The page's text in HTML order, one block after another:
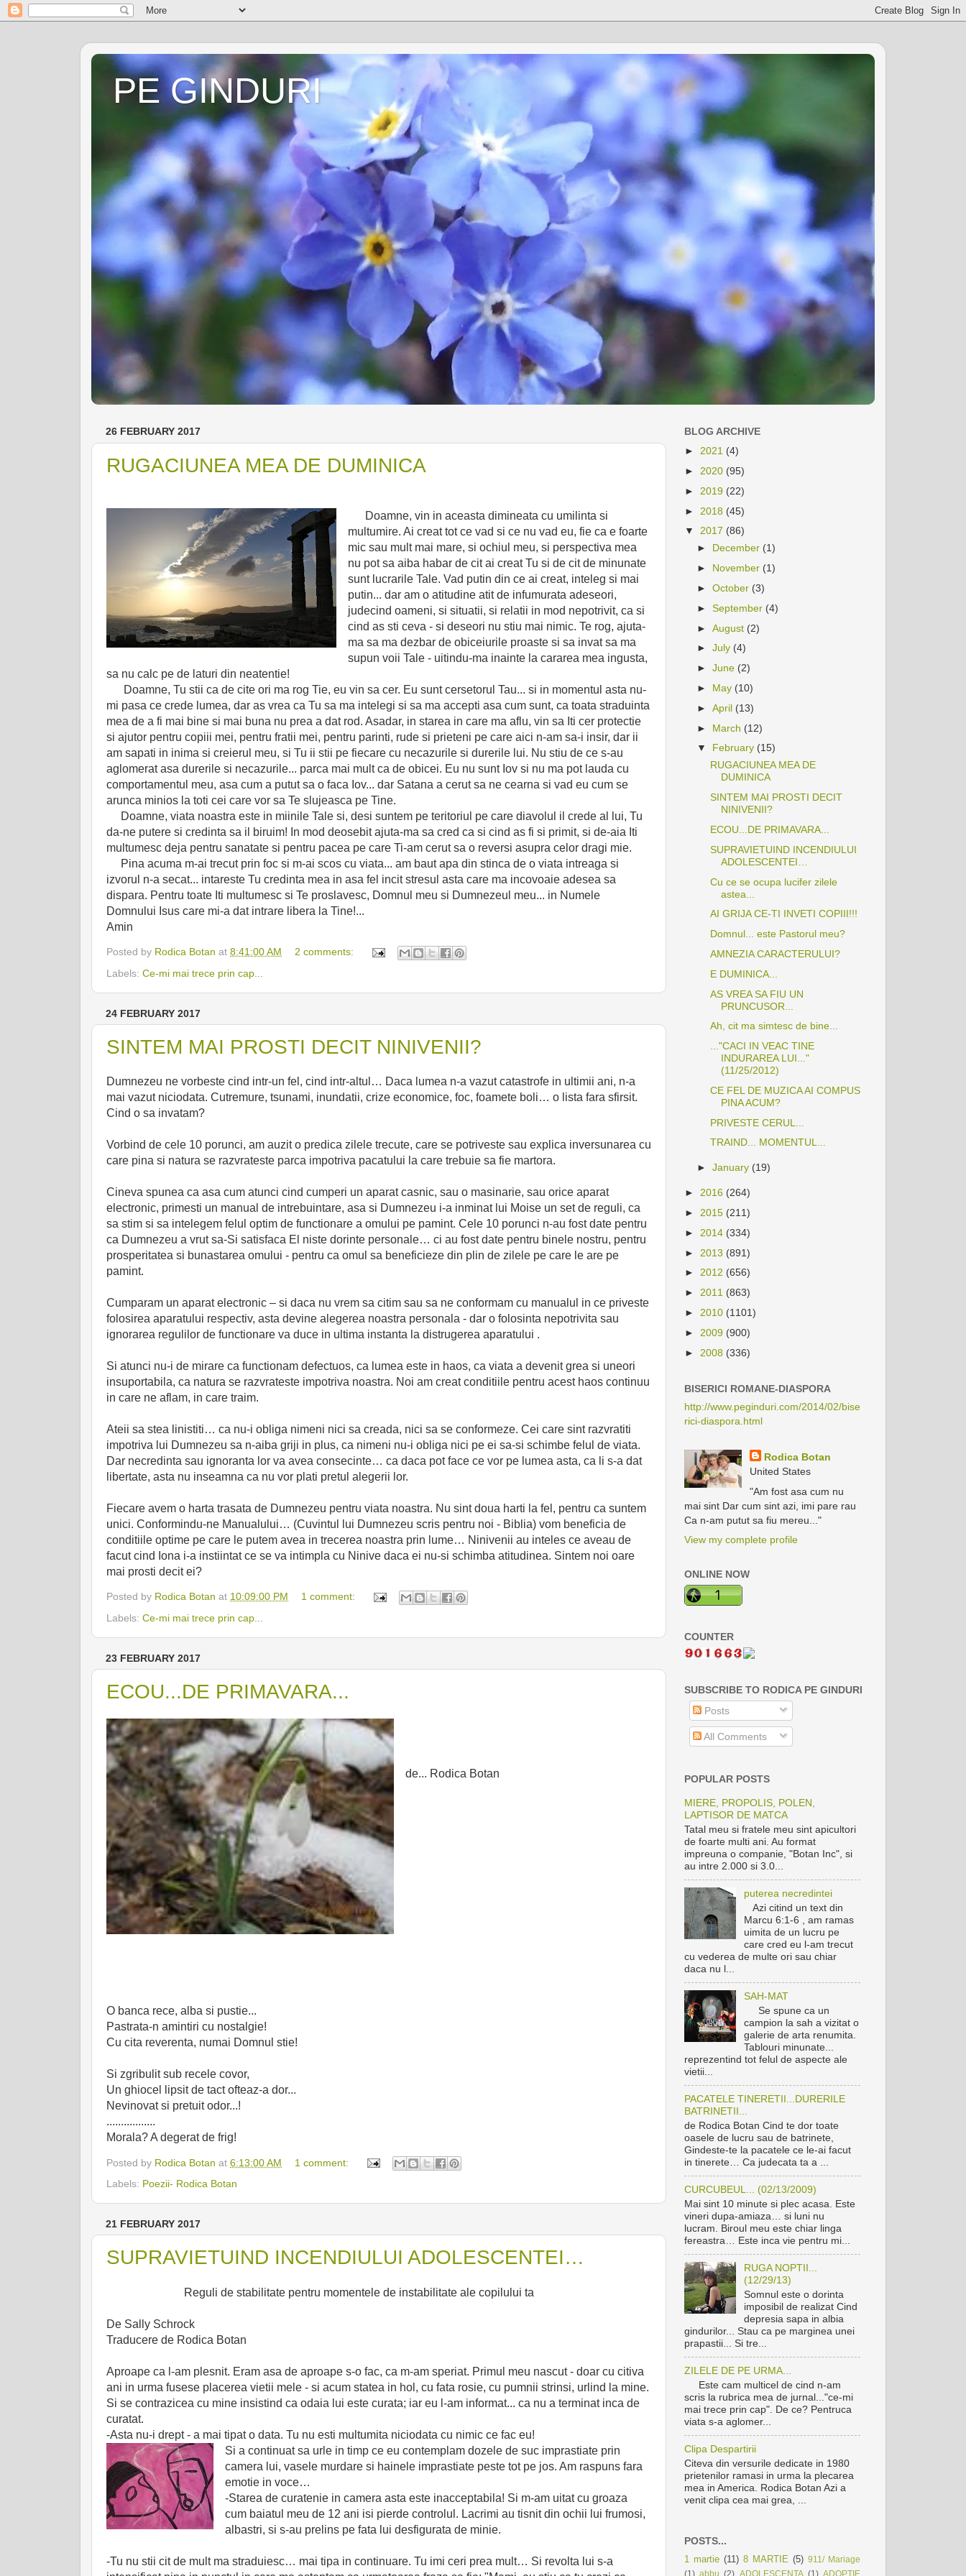
PE GINDURI
26 FEBRUARY 2017
RUGACIUNEA MEA DE DUMINICA
Doamne, vin in aceasta dimineata cu umilinta si
multumire. Ai creat tot ce vad si ce nu vad eu, fie ca e foarte
mic sau mult mai mare, si ochiul meu, si perspectiva mea
nu pot sa aiba habar de cit ai creat Tu si de cit de minunate
sunt lucrarile Tale. Vad putin din ce ai creat, inteleg si mai
putin... dar am o atitudine atit de infumurata adeseori,
judecind oameni, si situatii, si relatii in mod nepotrivit, ca si
cind as sti ceva - si deseori nu stiu mai nimic. Te rog, ajuta-
ma sa ma dezbar de obiceiurile proaste si sa invat sa ma
supun voii Tale - uitindu-ma inainte la cararea mea ingusta,
sa nu calc pe de laturi din neatentie!
Doamne, Tu stii ca de cite ori ma rog Tie, eu vin sa cer. Eu sunt cersetorul Tau... si in momentul asta nu-
mi pasa ce crede lumea, dar as vrea ca Tu sa ma intelegi si sa ma accepti asa cum sunt, ca toata straduinta
mea de a fi mai bine si mai buna nu prea a dat rod. Asadar, in starea in care ma aflu, vin sa Iti cer protectie
si ajutor pentru copiii mei, pentru fratii mei, pentru parinti, rude si prieteni pe care aici n-am sa-i insir, dar ii
am sapati in inima si creierul meu, si Tu ii stii pe fiecare cu necazurile si durerile lui. Nu stiu de ce s-au
aglomerat asa durerile si necazurile... parca mai mult ca de obicei. Eu nu sunt Iov si nu ma pot lauda cu
comportamentul meu, asa cum a putut sa o faca Iov... dar Satana a cerut sa ne cearna si vad eu cum se
arunca minios la toti cei care vor sa Te slujeasca pe Tine.
Doamne, viata noastra este in miinile Tale si, desi suntem pe teritoriul pe care diavolul il crede al lui, Tu
da-ne putere si credinta sa il biruim! In mod deosebit ajuta-ma sa cred ca si cind as fi si primit, si de-aia Iti
multumesc deja pentru sanatate si pentru pacea pe care Ti-am cerut sa o reversi asupra celor dragi mie.
Pina acuma m-ai trecut prin foc si m-ai scos cu viata... am baut apa din stinca de o viata intreaga si
izvorul n-a secat... intareste Tu credinta mea in asa fel incit stresul asta care ma incovoaie adesea sa
dispara. Pentru toate Iti multumesc si Te proslavesc, Domnul meu si Dumnezeul meu... in Numele
Domnului Isus care mi-a dat intrare libera la Tine!...
Amin
Posted by Rodica Botan at 8:41:00 AM
2 comments:
Labels: Ce-mi mai trece prin cap...
24 FEBRUARY 2017
SINTEM MAI PROSTI DECIT NINIVENII?
Dumnezeu ne vorbeste cind intr-un fel, cind intr-altul… Daca lumea n-a vazut catastrofe in ultimii ani, n-a
mai vazut niciodata. Cutremure, tsunami, inundatii, crize economice, foc, foamete boli… o lista fara sfirsit.
Cind o sa invatam?
Vorbind de cele 10 porunci, am auzit o predica zilele trecute, care se potriveste sau explica inversunarea cu
care pina si natura se razvrateste parca impotriva pacatului la care trebuie sa fie martora.
Cineva spunea ca asa cum atunci cind cumperi un aparat casnic, sau o masinarie, sau orice aparat
electronic, primesti un manual de intrebuintare, asa si Dumnezeu i-a inminat lui Moise un set de reguli, ca
sa stim si sa intelegem felul optim de functionare a omului pe pamint. Cele 10 porunci n-au fost date pentru
ca Dumnezeu a vrut sa-Si satisfaca El niste dorinte personale… ci au fost date pentru binele nostru, pentru
prosperitatea si bunastarea omului - pentru ca omul sa beneficieze din plin de zilele pe care le are pe
pamint.
Cumparam un aparat electronic – si daca nu vrem sa citim sau sa ne conformam cu manualul in ce priveste
folosirea aparatului respectiv, asta devine alegerea noastra personala - dar o folosinta nepotrivita sau
ignorarea regulilor de functionare va duce in ultima instanta la distrugerea aparatului .
Si atunci nu-i de mirare ca functionam defectuos, ca lumea este in haos, ca viata a devenit grea si uneori
insuportabila, ca natura se razvrateste impotriva noastra. Noi am creat conditiile pentru acest haos continuu
in care ne aflam, in care traim.
Ateii sa stea linistiti… ca nu-i obliga nimeni nici sa creada, nici sa se conformeze. Cei care sint razvratiti
impotriva lui Dumnezeu sa n-aiba griji in plus, ca nimeni nu-i obliga nici pe ei sa-si schimbe felul de viata.
Dar necredinta sau ignoranta lor va avea consecinte… ca daca pot face ce vor pe lumea asta, ca li s-a dat
libertate, asta nu inseamna ca nu vor plati pretul alegerii lor.
Fiecare avem o harta trasata de Dumnezeu pentru viata noastra. Nu sint doua harti la fel, pentru ca suntem
unici. Conformindu-ne Manualului… (Cuvintul lui Dumnezeu scris pentru noi - Biblia) vom beneficia de
conditiile optime pe care le putem avea in trecerea noastra prin lume… Ninivenii au inteles ce aveau de
facut cind Iona i-a instiintat ce se va intimpla cu Ninive daca ei nu-si schimba atitudinea. Sintem noi oare
mai prosti decit ei?
Posted by Rodica Botan at 10:09:00 PM
1 comment:
Labels: Ce-mi mai trece prin cap...
23 FEBRUARY 2017
ECOU...DE PRIMAVARA...
de... Rodica Botan
O banca rece, alba si pustie...
Pastrata-n amintiri cu nostalgie!
Cu cita reverenta, numai Domnul stie!
Si zgribulit sub recele covor,
Un ghiocel lipsit de tact ofteaz-a dor...
Nevinovat si pretuit odor...!
.................
Morala? A degerat de frig!
Posted by Rodica Botan at 6:13:00 AM
1 comment:
Labels: Poezii- Rodica Botan
21 FEBRUARY 2017
SUPRAVIETUIND INCENDIULUI ADOLESCENTEI…
Reguli de stabilitate pentru momentele de instabilitate ale copilului ta
De Sally Schrock
Traducere de Rodica Botan
Aproape ca l-am plesnit. Eram asa de aproape s-o fac, ca m-am speriat. Primul meu nascut - doar cu citiva
ani in urma fusese placerea vietii mele - si acum statea in hol, cu fata rosie, cu pumnii strinsi, urlind la mine.
Si se contrazicea cu mine insistind ca odaia lui este curata; iar eu l-am informat... ca nu a terminat inca de
curatat.
-Asta nu-i drept - a mai tipat o data. Tu nu esti multumita niciodata cu nimic ce fac eu!
Si a continuat sa urle in timp ce eu contemplam dozele de suc imprastiate prin
camera lui, vasele murdare si hainele imprastiate peste tot pe jos. Am raspuns fara
emotie in voce…
-Starea de curatenie in camera asta este inacceptabila! Si m-am uitat cu groaza
cum baiatul meu de 12 ani isi pierde controlul. Lacrimi au tisnit din ochii lui frumosi,
albastri, si s-au prelins pe fata lui desfigurata de minie.
-Tu nu stii cit de mult ma straduiesc… mai tipa in continuare. Tu imi ceri prea mult… Si revolta lui s-a
BLOG ARCHIVE
► 2021 (4)
► 2020 (95)
► 2019 (22)
► 2018 (45)
▼ 2017 (86)
► December (1)
► November (1)
►October (3)
►September (4)
►August (2)
►July (4)
►June (2)
► May (10)
►April (13)
► March (12)
▼ February (15)
RUGACIUNEA MEA DE
DUMINICA
SINTEM MAI PROSTI DECIT
NINIVENII?
ECOU...DE PRIMAVARA...
SUPRAVIETUIND INCENDIULUI
ADOLESCENTEI…
Cu ce se ocupa lucifer zilele
astea...
AI GRIJA CE-TI INVETI COPIII!!!
Domnul... este Pastorul meu?
AMNEZIA CARACTERULUI?
E DUMINICA...
AS VREA SA FIU UN
PRUNCUSOR...
Ah, cit ma simtesc de bine...
..."CACI IN VEAC TINE
INDURAREA LUI..."
(11/25/2012)
CE FEL DE MUZICA AI COMPUS
PINA ACUM?
PRIVESTE CERUL...
TRAIND... MOMENTUL...
►January (19)
► 2016 (264)
► 2015 (211)
► 2014 (334)
► 2013 (891)
► 2012 (656)
► 2011 (863)
► 2010 (1101)
► 2009 (900)
► 2008 (336)
BISERICI ROMANE-DIASPORA
http://www.peginduri.com/2014/02/bise
rici-diaspora.html
Rodica Botan
United States
"Am fost asa cum nu
mai sint Dar cum sint azi, imi pare rau
Ca n-am putut sa fiu mereu..."
View my complete profile
ONLINE NOW
COUNTER
SUBSCRIBE TO RODICA PE GINDURI
Posts
All Comments
POPULAR POSTS
MIERE, PROPOLIS, POLEN,
LAPTISOR DE MATCA
Tatal meu si fratele meu sint apicultori
de foarte multi ani. Au format
impreuna o companie, "Botan Inc", si
au intre 2.000 si 3.0...
puterea necredintei
Azi citind un text din
Marcu 6:1-6 , am ramas
uimita de un lucru pe
care cred eu l-am trecut
cu vederea de multe ori sau chiar
daca nu l...
SAH-MAT
Se spune ca un
campion la sah a vizitat o
galerie de arta renumita.
Tablouri minunate...
reprezentind tot felul de aspecte ale
vietii...
PACATELE TINERETII...DURERILE
BATRINETII...
de Rodica Botan Cind te dor toate
oasele de lucru sau de batrinete,
Gindeste-te la pacatele ce le-ai facut
in tinerete… Ca judecata ta a ...
CURCUBEUL... (02/13/2009)
Mai sint 10 minute si plec acasa. Este
vineri dupa-amiaza… si luni nu
lucram. Biroul meu este chiar linga
fereastra… Este inca vie pentru mi...
RUGA NOPTII...
(12/29/13)
Somnul este o dorinta
imposibil de realizat Cind
depresia sapa in albia
gindurilor... Stau ca pe marginea unei
prapastii... Si tre...
ZILELE DE PE URMA...
Este cam multicel de cind n-am
scris la rubrica mea de jurnal..."ce-mi
mai trece prin cap". De ce? Pentruca
viata s-a aglomer...
Clipa Despartirii
Citeva din versurile dedicate in 1980
prietenilor ramasi in urma la plecarea
mea in America. Rodica Botan Azi a
venit clipa cea mai grea, ...
POSTS...
1 martie (11) 8 MARTIE (5) 911/ Mariage
(1) abbu (2) ADOLESCENTA (1) ADOPTIE